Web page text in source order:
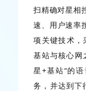
扫精确对星相
速、用户速率
项关键技术，
基站与核心网
星+基站”的
务，并达到